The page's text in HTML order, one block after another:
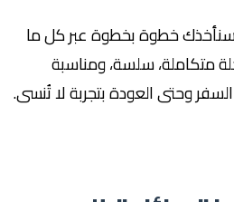
خطوة بخطوة عبر كل ما
متكاملة، سلسة، ومناسبة
وحتى العودة بتجربة لا تُنسى.